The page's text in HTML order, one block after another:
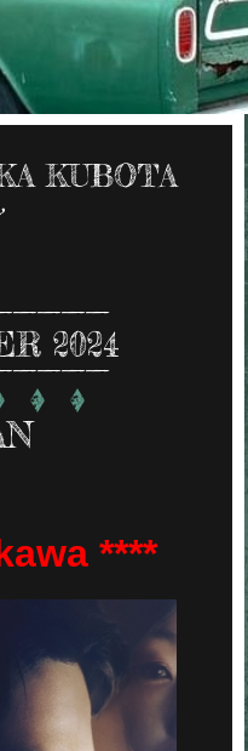
KUBOTA
2024
****